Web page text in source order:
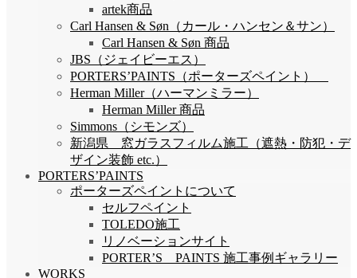
artek商品
Carl Hansen & Søn（カール・ハンセン＆サン）
Carl Hansen & Søn 商品
JBS（ジェイビーエス）
PORTERS’PAINTS（ポーターズペイント）
Herman Miller（ハーマンミラー）
Herman Miller 商品
Simmons（シモンズ）
新潟県 窓ガラスフィルム施工（遮熱・防犯・デ
ザイン装飾 etc.）
PORTERS’PAINTS
ポーターズペイントについて
セルフペイント
TOLEDO施工
リノベーションサイト
PORTER’S PAINTS 施工事例ギャラリー
WORKS